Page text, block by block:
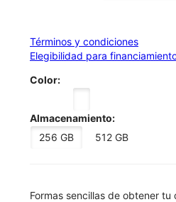
Términos y condiciones
Elegibilidad para
Color:
Almacenamiento:
256 GB
512 GB
​​​​​​​Formas sencillas de obtener tu